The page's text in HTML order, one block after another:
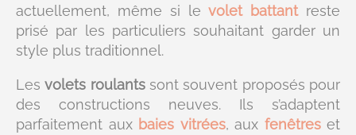
actuellement, même si levolet battantreste
prisé par les particuliers souhaitant garder un
style plus traditionnel.
Lesvolets roulantssont souvent proposés pour
des constructions neuves. Ils s’adaptent
parfaitement aux baies vitrées, aux fenêtreset